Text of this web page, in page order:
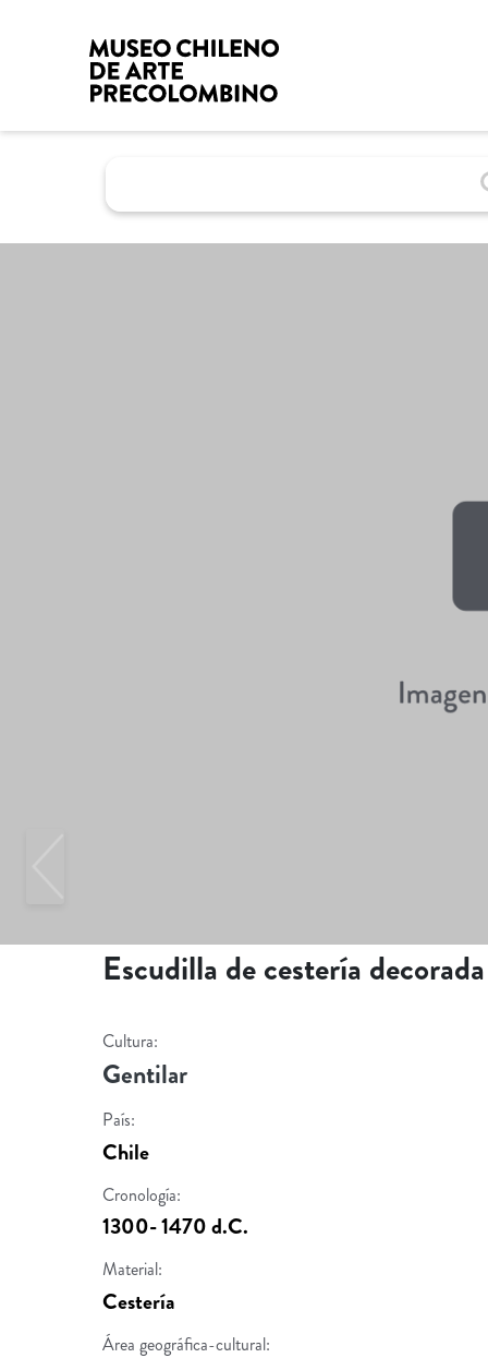
Escudilla de cestería decorada
Cultura:
Gentilar
País:
Chile
Cronología:
1300- 1470 d.C.
Material:
Cestería
Área geográfica-cultural: